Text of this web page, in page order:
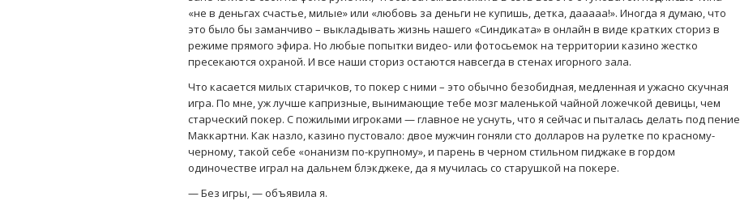
«не в деньгах счастье, милые» или «любовь за деньги не купишь, детка, дааааа!». Иногда я думаю, что
это было бы заманчиво – выкладывать жизнь нашего «Синдиката» в онлайн в виде кратких сториз в
режиме прямого эфира. Но любые попытки видео- или фотосьемок на территории казино жестко
пресекаются охраной. И все наши сториз остаются навсегда в стенах игорного зала.
Что касается милых старичков, то покер с ними – это обычно безобидная, медленная и ужасно скучная
игра. По мне, уж лучше капризные, вынимающие тебе мозг маленькой чайной ложечкой девицы, чем
старческий покер. С пожилыми игроками — главное не уснуть, что я сейчас и пыталась делать под пение
Маккартни. Как назло, казино пустовало: двое мужчин гоняли сто долларов на рулетке по красному-
черному, такой себе «онанизм по-крупному», и парень в черном стильном пиджаке в гордом
одиночестве играл на дальнем блэкджеке, да я мучилась со старушкой на покере.
— Без игры, — объявила я.